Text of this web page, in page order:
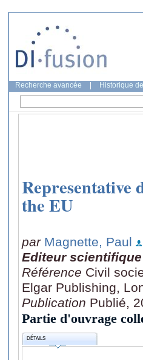
Recherche avancée Historique
Representative
the EU
par Magnette, Paul
Editeur scientifique
Référence Civil
Elgar Publishing,
Publication Publié,
Partie d'ouvrage
DÉTAILS